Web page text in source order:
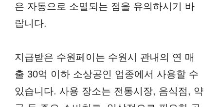
은 자동으로 소멸되는 점을 유의하시기 바
랍니다.
지급받은 수원페이는 수원시 관내의 연 매
출 30억 이하 소상공인 업종에서 사용할 수
있습니다. 사용 장소는 전통시장, 음식점, 약